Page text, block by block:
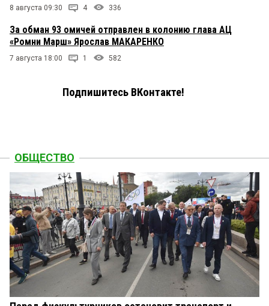
8 августа 09:30 4 336
За обман 93 омичей отправлен в колонию глава АЦ
«Ромни Марш» Ярослав МАКАРЕНКО
7 августа 18:00 1 582
Подпишитесь ВКонтакте!
ОБЩЕСТВО